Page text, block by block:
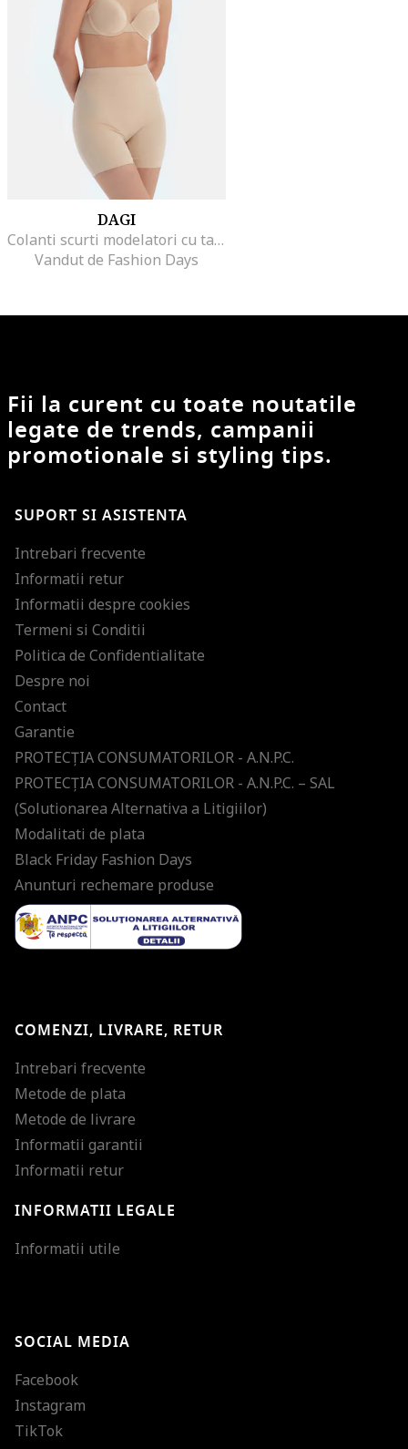
DAGI
Colanti scurti modelatori cu talie inalta, Bej
Vandut de Fashion Days
Fii la curent cu toate noutatile
legate de trends, campanii
promotionale si styling tips.
SUPORT SI ASISTENTA
Intrebari frecvente
Informatii retur
Informatii despre cookies
Termeni si Conditii
Politica de Confidentialitate
Despre noi
Contact
Garantie
PROTECŢIA CONSUMATORILOR - A.N.P.C.
PROTECŢIA CONSUMATORILOR - A.N.P.C. – SAL
(Solutionarea Alternativa a Litigiilor)
Modalitati de plata
Black Friday Fashion Days
Anunturi rechemare produse
COMENZI, LIVRARE, RETUR
Intrebari frecvente
Metode de plata
Metode de livrare
Informatii garantii
Informatii retur
INFORMATII LEGALE
Informatii utile
SOCIAL MEDIA
Facebook
Instagram
TikTok